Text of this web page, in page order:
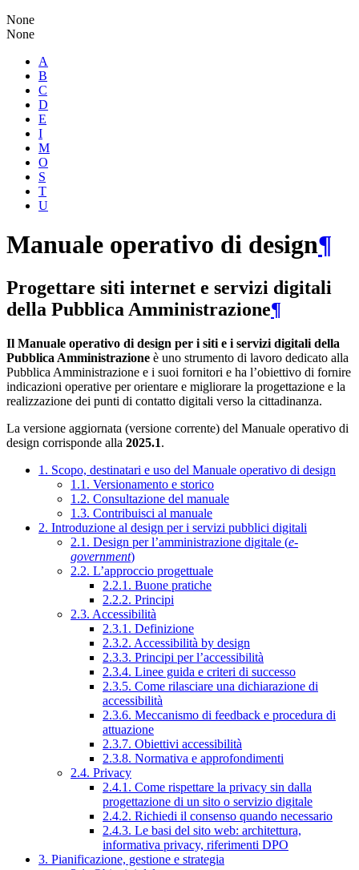
None
None
A
B
C
D
E
I
M
O
S
T
U
Manuale operativo di design¶
Progettare siti internet e servizi digitali
della Pubblica Amministrazione¶
Il Manuale operativo di design per i siti e i servizi digitali della
Pubblica Amministrazione è uno strumento di lavoro dedicato alla
Pubblica Amministrazione e i suoi fornitori e ha l’obiettivo di fornire
indicazioni operative per orientare e migliorare la progettazione e la
realizzazione dei punti di contatto digitali verso la cittadinanza.
La versione aggiornata (versione corrente) del Manuale operativo di
design corrisponde alla 2025.1.
1. Scopo, destinatari e uso del Manuale operativo di design
1.1. Versionamento e storico
1.2. Consultazione del manuale
1.3. Contribuisci al manuale
2. Introduzione al design per i servizi pubblici digitali
2.1. Design per l’amministrazione digitale (e-
government)
2.2. L’approccio progettuale
2.2.1. Buone pratiche
2.2.2. Principi
2.3. Accessibilità
2.3.1. Definizione
2.3.2. Accessibilità by design
2.3.3. Principi per l’accessibilità
2.3.4. Linee guida e criteri di successo
2.3.5. Come rilasciare una dichiarazione di
accessibilità
2.3.6. Meccanismo di feedback e procedura di
attuazione
2.3.7. Obiettivi accessibilità
2.3.8. Normativa e approfondimenti
2.4. Privacy
2.4.1. Come rispettare la privacy sin dalla
progettazione di un sito o servizio digitale
2.4.2. Richiedi il consenso quando necessario
2.4.3. Le basi del sito web: architettura,
informativa privacy, riferimenti DPO
3. Pianificazione, gestione e strategia